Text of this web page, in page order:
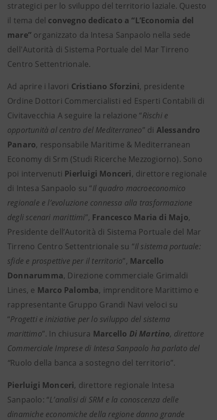
strategici per lo sviluppo del territorio laziale. Questo
il tema del convegno dedicato a “L’Economia del
mare” organizzato da Intesa Sanpaolo nella sede
dell'Autorità di Sistema Portuale del Mar Tirreno
Centro Settentrionale.
Ad aprire i lavori Cristiano Sforzini, presidente
Ordine Dottori Commercialisti ed Esperti Contabili di
Civitavecchia A seguire la relazione “Rischi e
opportunità al centro del Mediterraneo” di Alessandro
Panaro, responsabile Maritime & Mediterranean
Economy di Srm (Studi Ricerche Mezzogiorno). Sono
poi intervenuti Pierluigi Monceri, direttore regionale
di Intesa Sanpaolo su “Il quadro macroeconomico
regionale e l’evoluzione connessa alla trasformazione
degli scenari marittimi”, Francesco Maria di Majo,
Presidente dell’Autorità di Sistema Portuale del Mar
Tirreno Centro Settentrionale su “Il sistema portuale:
sfide e prospettive per il territorio”, Marcello
Donnarumma, Direzione commerciale Grimaldi
Lines, e Marco Palomba, imprenditore Marittimo e
rappresentante Gruppo Grandi Navi veloci su
“Progetti e iniziative per lo sviluppo del sistema
marittimo”. In chiusura Marcello Di Martino, direttore
Commerciale Imprese di Intesa Sanpaolo ha parlato del
“Ruolo della banca a sostegno del territorio”.
Pierluigi Monceri, direttore regionale Intesa
Sanpaolo: “L’analisi di SRM e la conoscenza delle
dinamiche economiche della regione danno grande